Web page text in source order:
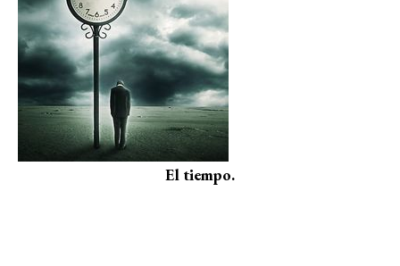
El tiempo.